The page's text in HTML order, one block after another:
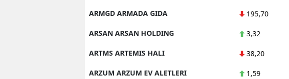
ARMGD ARMADA GIDA 195,70
ARSAN ARSAN HOLDING 3,32
ARTMS ARTEMIS HALI 38,20
ARZUM ARZUM EV ALETLERI 1,59